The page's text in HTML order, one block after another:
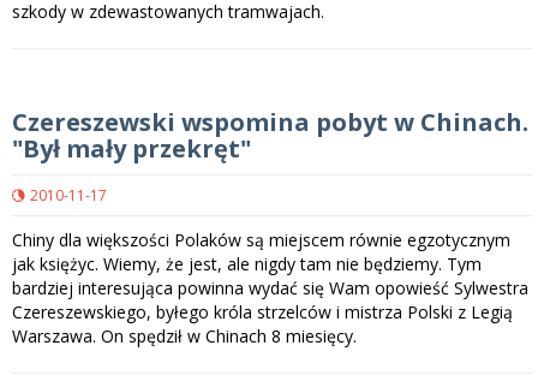
szkody w zdewastowanych tramwajach.
Czereszewski wspomina pobyt w Chinach.
"Był mały przekręt"
2010-11-17
Chiny dla większości Polaków są miejscem równie egzotycznym
jak księżyc. Wiemy, że jest, ale nigdy tam nie będziemy. Tym
bardziej interesująca powinna wydać się Wam opowieść Sylwestra
Czereszewskiego, byłego króla strzelców i mistrza Polski z Legią
Warszawa. On spędził w Chinach 8 miesięcy.